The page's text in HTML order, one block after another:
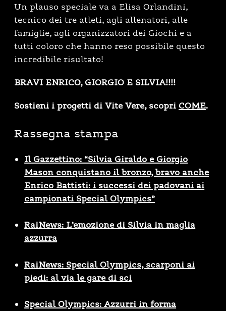
Un plauso speciale va a Elisa Orlandini,
tecnico dei tre atleti, agli allenatori, alle
famiglie, agli organizzatori dei Giochi e a
tutti coloro che hanno reso possibile questo
incredibile risultato!
BRAVI ENRICO, GIORGIO E SILVIA!!!!
Sostieni i progetti di Vite Vere, scopri COME.
Rassegna stampa
Il Gazzettino: “Silvia Giraldo e Giorgio
Mason conquistano il bronzo, bravo anche
Enrico Battisti: i successi dei padovani ai
campionati Special Olympics”
RaiNews: L’emozione di Silvia in maglia
azzurra
RaiNews: Special Olympics, scarponi ai
piedi: al via le gare di sci
Special Olympics: Azzurri in forma